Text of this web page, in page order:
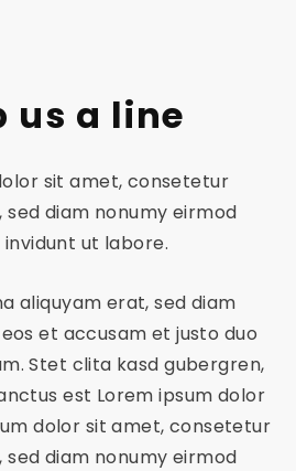
us a line
sit amet, consetetur
sed diam nonumy eirmod
ut labore.
aliquyam erat, sed diam
et accusam et justo duo
Stet clita kasd gubergren,
est Lorem ipsum dolor
dolor sit amet, consetetur
sed diam nonumy eirmod